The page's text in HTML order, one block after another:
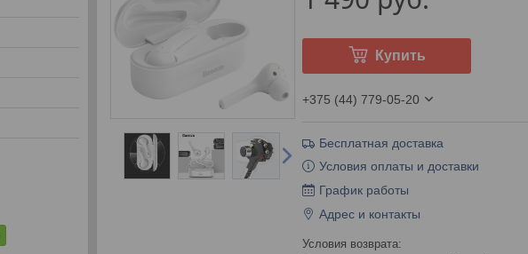
Купить
+375 (44) 779-05-20
Бесплатная доставка
Условия оплаты и доставки
График работы
Адрес и контакты